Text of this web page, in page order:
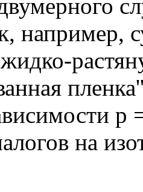
например,
p
на